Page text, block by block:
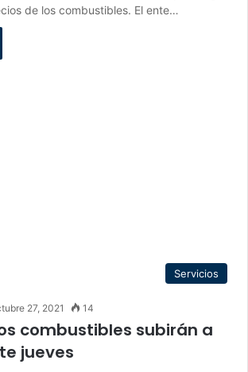
de los combustibles. El ente…
Servicios
27, 2021 14
combustibles subirán a
jueves